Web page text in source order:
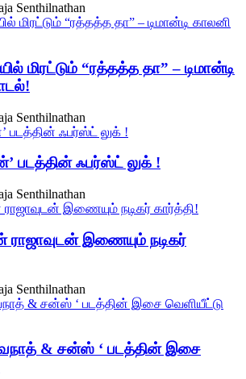
Senthilnathan
மிரட்டும் “ரத்தத்த தா” – டிமான்டி
Senthilnathan
படத்தின் ஃபர்ஸ்ட் லுக் !
Senthilnathan
இணையும் நடிகர்
Senthilnathan
& சன்ஸ் ‘ படத்தின் இசை